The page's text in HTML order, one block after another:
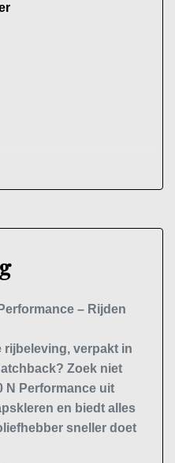
waarschuwing
– Rijden
rijbeleving, verpakt in
Zoek niet
N Performance uit
en biedt alles
sneller doet